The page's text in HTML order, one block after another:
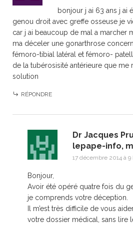
bonjour j ai 63 ans j ai
genou droit avec greffe osseuse je
car j ai beaucoup de mal a marcher
ma déceler une gonarthrose
fémoro-tibial latéral et fémoro-
de la tubérosisité antérieure que me
solution
RÉPONDRE
Dr Jacques
lepape-info,
17 décembre 2014 à 9
Bonjour,
Avoir été opéré quatre fois du
je comprends votre déception.
Il m’est très difficile de vous
votre dossier médical, sans lire